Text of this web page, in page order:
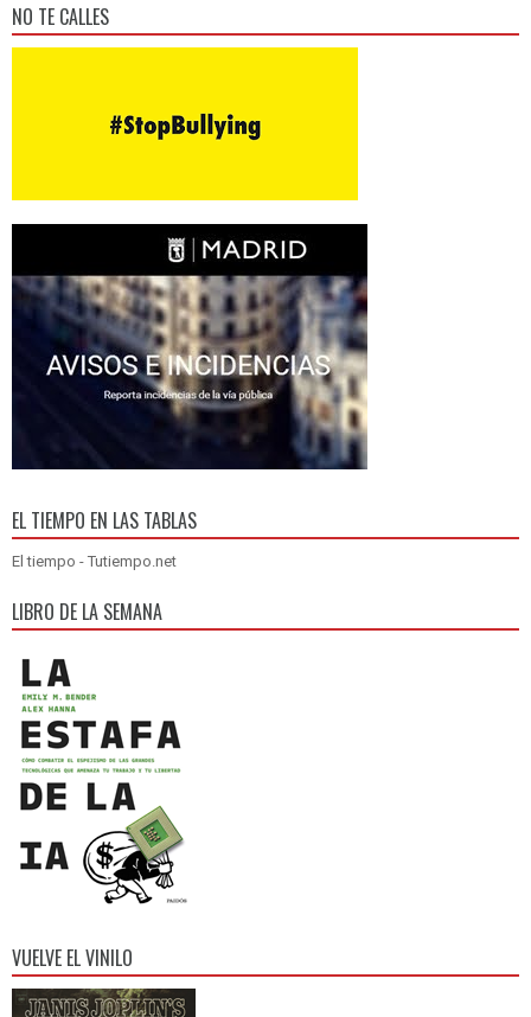
NO TE CALLES
EL TIEMPO EN LAS TABLAS
El tiempo - Tutiempo.net
LIBRO DE LA SEMANA
VUELVE EL VINILO